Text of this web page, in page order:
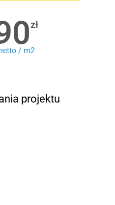
zł
/ m2
projektu